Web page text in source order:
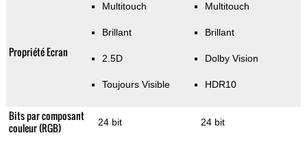
Propriété Ecran
Multitouch
Brillant
2.5D
Toujours Visible
Multitouch
Brillant
Dolby Vision
HDR10
Bits par composant
couleur (RGB)
24 bit 24 bit